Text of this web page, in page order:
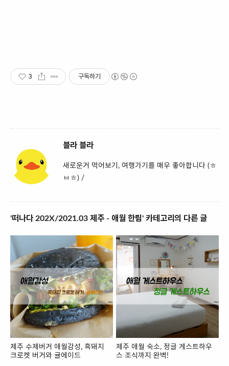
3 구독하기
블라 블라
새로운거 먹어보기, 여행가기를 매우 좋아합니다 (ㅎ
ㅂㅎ) /
'떠나다 202X/2021.03 제주 - 애월 한림' 카테고리의 다른 글
제주 수제버거 애월감성, 흑돼지
크로켓 버거와 귤에이드
제주 애월 숙소, 정글 게스트하우
스 조식까지 완벽!